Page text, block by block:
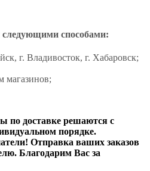
следующими способами:
г. Владивосток, г. Хабаровск;
магазинов;
по доставке решаются с
порядке.
Отправка ваших заказов
Благодарим Вас за